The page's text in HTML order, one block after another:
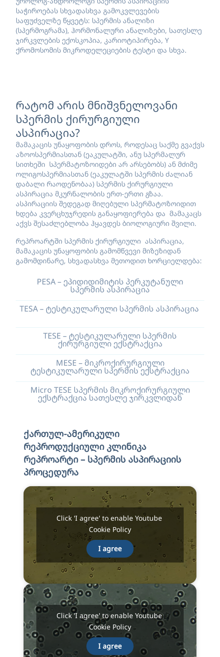
საჭიროებას სხვადასხვა გამოკვლევების
საფუძველზე წყვეტს: სპერმის ანალიზი
(სპერმოგრამა), ჰორმონალური ანალიზები, სათესლე
ჯირკვლების ექოსკოპია, კარიოტიპირება, Y
ქრომოსომის მიკროდელეციების ტესტი და სხვა.
რატომ არის მნიშვნელოვანი
სპერმის ქირურგიული
ასპირაცია?
მამაკაცის უნაყოფობის დროს, როდესაც საქმე გვაქვს
აზოოსპერმიასთან (ეაკულატში, ანუ სპერმალურ
სითხეში სპერმატოზოიდები არ არსებობს) ან მძიმე
ოლიგოსპერმიასთან (ეაკულატში სპერმის ძალიან
დაბალი რაოდენობაა) სპერმის ქირურგიული
ასპირაცია მკურნალობის ერთ-ერთი გზაა.
ასპირაციის შედეგად მიღებული სპერმატოზოიდით
ხდება კვერცხუჯრედის განაყოფიერება და მამაკაცს
აქვს შესაძლებლობა ჰყავდეს ბიოლოგიური შვილი.
რეპროარტში სპერმის ქირურგიული ასპირაცია,
მამაკაცის უნაყოფობის გამომწვევი მიზეზიდან
გამომდინარე, სხვადასხვა მეთოდით ხორციელდება:
PESA – ეპიდიდიმიტის პერკუტანული
სპერმის ასპირაცია
TESA – ტესტიკულარული სპერმის ასპირაცია
TESE – ტესტიკულარული სპერმის
ქირურგიული ექსტრაქცია
MESE – მიკროქირურგიული
ტესტიკულარული სპერმის ექსტრაქცია
Micro TESE სპერმის მიკროქირურგიული
ექსტრაქცია სათესლე ჯირკვლიდან
ქართულ-ამერიკული
რეპროდუქციული კლინიკა
რეპროარტი – სპერმის ასპირაციის
პროცედურა
Click 'I agree' to enable Youtube
Cookie Policy
I agree
Click 'I agree' to enable Youtube
Cookie Policy
I agree